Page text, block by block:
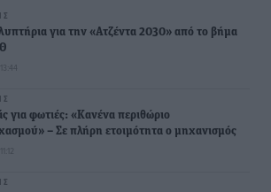
για την «Ατζέντα 2030» από το βήμα
για φωτιές: «Κανένα περιθώριο
– Σε πλήρη ετοιμότητα ο μηχανισμός